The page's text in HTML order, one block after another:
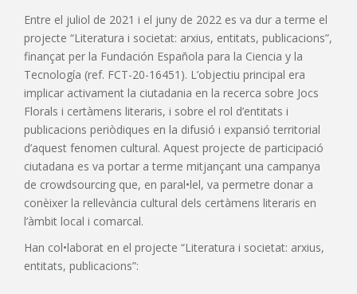
Entre el juliol de 2021 i el juny de 2022 es va dur a terme el
projecte “Literatura i societat: arxius, entitats, publicacions”,
finançat per la Fundación Española para la Ciencia y la
Tecnología (ref. FCT-20-16451). L’objectiu principal era
implicar activament la ciutadania en la recerca sobre Jocs
Florals i certàmens literaris, i sobre el rol d’entitats i
publicacions periòdiques en la difusió i expansió territorial
d’aquest fenomen cultural. Aquest projecte de participació
ciutadana es va portar a terme mitjançant una campanya
de crowdsourcing que, en paral•lel, va permetre donar a
conèixer la rellevància cultural dels certàmens literaris en
l’àmbit local i comarcal.
Han col•laborat en el projecte “Literatura i societat: arxius,
entitats, publicacions”: